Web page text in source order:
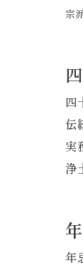
宗
四
伝
実
浄
年